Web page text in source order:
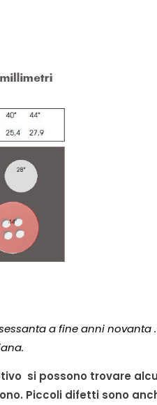
a fine anni
si possono trovare
Piccoli difetti sono